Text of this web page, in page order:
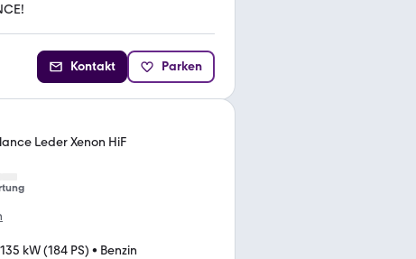
Kontakt Parken
Leder Xenon HiF
135 kW (184 PS) • Benzin